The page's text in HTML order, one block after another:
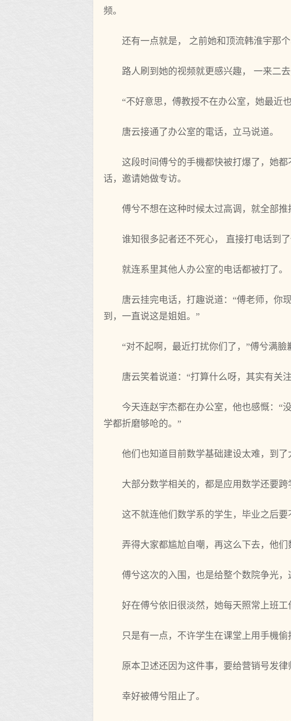
频。
还有一点就是， 之前她和顶流韩淮宇那
路人刷到她的视频就更感兴趣， 一来二去
“不好意思，傅教授不在办公室，她最近
唐云接通了办公室的電话，立马说道。
这段时间傅兮的手機都快被打爆了，她
话，邀请她做专访。
傅兮不想在这种时候太过高调，就全部推
谁知很多記者还不死心， 直接打电话到了
就连系里其他人办公室的电话都被打了。
唐云挂完电话，打趣说道：“傅老师，你
到，一直说这是姐姐。”
“对不起啊，最近打扰你们了，”傅兮满臉
唐云笑着说道：“打算什么呀，其实有关
今天连赵宇杰都在办公室，他也感慨：“
学都折磨够呛的。”
他们也知道目前数学基础建设太难，到了
大部分数学相关的，都是应用数学还要跨
这不就连他们数学系的学生，毕业之后
弄得大家都尴尬自嘲，再这么下去，他们
傅兮这次的入围，也是给整个数院争光
好在傅兮依旧很淡然，她每天照常上班工
只是有一点，不许学生在课堂上用手機偷
原本卫述还因为这件事，要给营销号发
幸好被傅兮阻止了。